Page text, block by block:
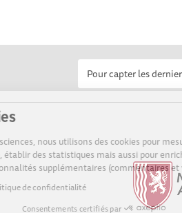
Sur Echosciences, nous utilisons des
audience, établir des statistiques mais
de fonctionnalités supplémentaires
Lire la politique de confidentialité
Consentements certifiés par